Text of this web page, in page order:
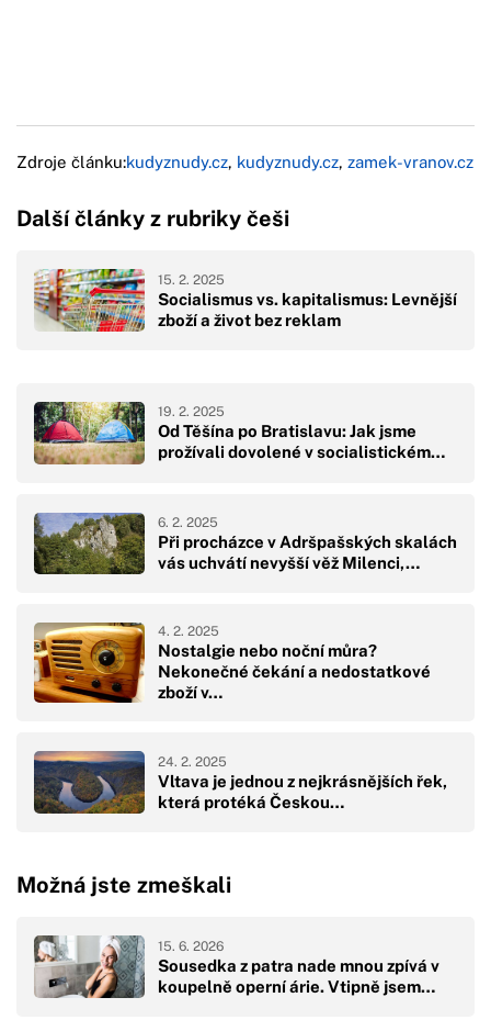
Zdroje článku:kudyznudy.cz, kudyznudy.cz, zamek-vranov.cz
Další články z rubriky češi
Socialismus vs. kapitalismus: Levnější
zboží a život bez reklam
15. 2. 2025
Od Těšína po Bratislavu: Jak jsme
prožívali dovolené v socialistickém…
19. 2. 2025
Při procházce v Adršpašských skalách
vás uchvátí nevyšší věž Milenci,…
6. 2. 2025
Nostalgie nebo noční můra?
Nekonečné čekání a nedostatkové
zboží v…
4. 2. 2025
​​​​​​​Vltava je jednou z nejkrásnějších řek,
která protéká Českou…
24. 2. 2025
Možná jste zmeškali
Sousedka z patra nade mnou zpívá v
koupelně operní árie. Vtipně jsem…
15. 6. 2026